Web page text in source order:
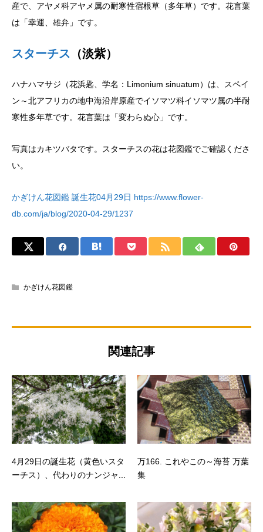
産で、アヤメ科アヤメ属の耐寒性宿根草（多年草）です。花言葉
は「幸運、雄弁」です。
スターチス （淡紫）
ハナハマサジ（花浜匙、学名：Limonium sinuatum）は、スペイ
ン～北アフリカの地中海沿岸原産でイソマツ科イソマツ属の半耐
寒性多年草です。花言葉は「変わらぬ心」です。
写真はカキツバタです。スターチスの花は花図鑑でご確認くださ
い。
かぎけん花図鑑 誕生花04月29日 https://www.flower-
db.com/ja/blog/2020-04-29/1237
かぎけん花図鑑
関連記事
4月29日の誕生花（黄色いスタ
ーチス）、代わりのナンジャ...
万166. これやこの～海苔 万葉
集